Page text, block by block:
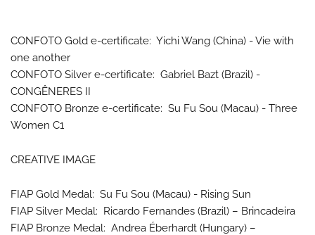
CONFOTO Gold e-certificate: Yichi Wang (China) - Vie with
one another
CONFOTO Silver e-certificate: Gabriel Bazt (Brazil) -
CONGÊNERES II
CONFOTO Bronze e-certificate: Su Fu Sou (Macau) - Three
Women C1
CREATIVE IMAGE
FIAP Gold Medal: Su Fu Sou (Macau) - Rising Sun
FIAP Silver Medal: Ricardo Fernandes (Brazil) – Brincadeira
FIAP Bronze Medal: Andrea Éberhardt (Hungary) –